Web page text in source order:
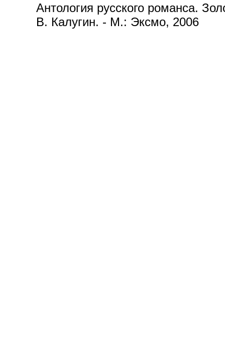
Антология русского романса.
В. Калугин. - М.: Эксмо, 2006